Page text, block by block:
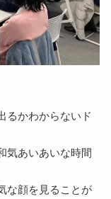
るかわからないド
気あいあいな時間
な顔を見ることが